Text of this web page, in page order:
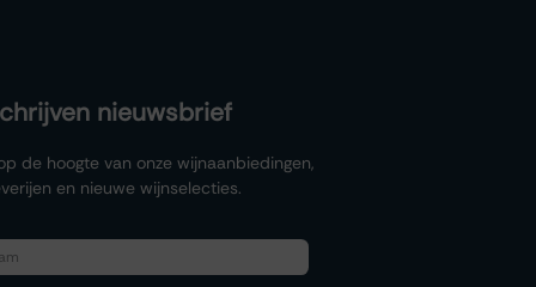
nieuwsbrief
de hoogte van onze wijnaanbiedingen,
en nieuwe wijnselecties.